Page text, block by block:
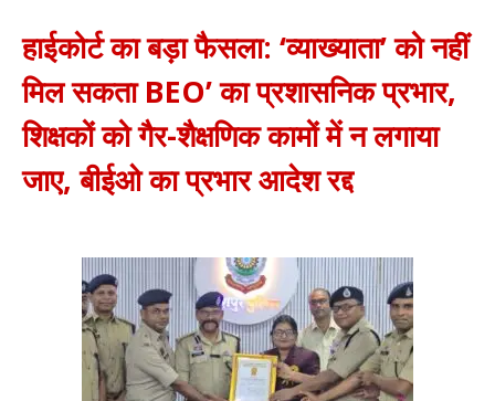
हाईकोर्ट का बड़ा फैसला: ‘व्याख्याता’ को नहीं
मिल सकता BEO’ का प्रशासनिक प्रभार,
शिक्षकों को गैर-शैक्षणिक कामों में न लगाया
जाए, बीईओ का प्रभार आदेश रद्द